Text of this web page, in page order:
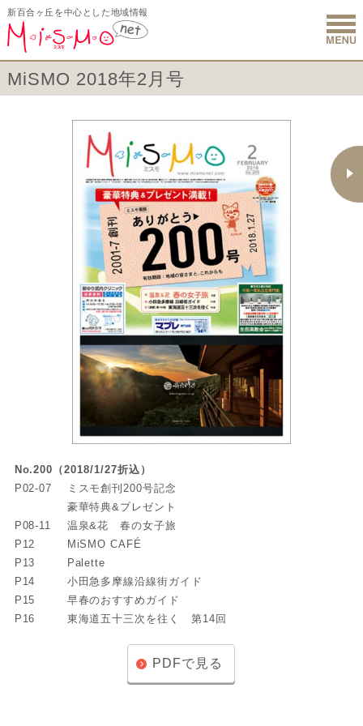
新百合ヶ丘を中心とした地域情報
新百合ヶ
MiSMO 2018年2月号
No.200（2018/1/27折込）
P02-07
ミスモ創刊200号記念
豪華特典&プレゼント
P08-11
温泉&花 春の女子旅
P12
MiSMO CAFÉ
P13
Palette
P14
小田急多摩線沿線街ガイド
P15
早春のおすすめガイド
P16
東海道五十三次を往く 第14回
PDFで見る